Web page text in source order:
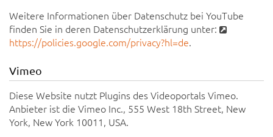
Weitere Informationen über Datenschutz bei YouTube
finden Sie in deren Datenschutzerklärung unter:
https://policies.google.com/privacy?hl=de.
Vimeo
Diese Website nutzt Plugins des Videoportals Vimeo.
Anbieter ist die Vimeo Inc., 555 West 18th Street, New
York, New York 10011, USA.